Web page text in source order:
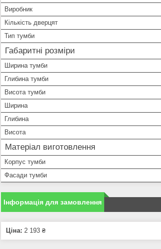
Виробник
Кількість дверцят
Тип тумби
Габаритні розміри
Ширина тумби
Глибина тумби
Висота тумби
Ширина
Глибина
Висота
Матеріал виготовлення
Корпус тумби
Фасади тумби
Інформація для замовлення
Ціна: 2 193 ₴